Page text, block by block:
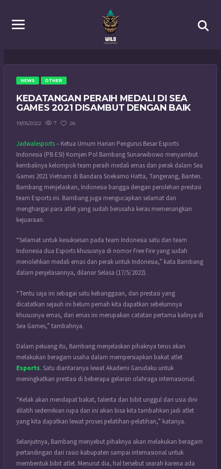
NEWS OTHER
KEDATANGAN PERAIH MEDALI DI SEA
GAMES 2021 DISAMBUT DENGAN BAIK
19/05/2022 7 26
Jadwalesports– Ketua Umum Harian Pengurus Besar Esports
Indonesia (PB ESI) Komjen Pol Bambang Sunarwibowo menyambut
kembalinya kelompok team peraih medali emas dan perak dalam Sea
Games 2021 Vietnam di Bandara Soekarno Hatta, Tangerang, Banten.
Bambang menjelaskan, Indonesia bangga dengan perolehan prestasi
team Esports ini. Bambang juga mengucapkan selamat dan
menghargai para atlet yang sudah berusaha keras memenangkan
kejuaraan.
“Selamat untuk kesuksesan pada team Indonesia satu dan team
Indonesia dua Esports khususnya di nomor Free Fire yang sudah
menolehkan medali emas dan perak untuk Indonesia,” kata Bambang
dalam penjelasannya, dilansir Selasa (17/5/2022).
“Tentu saja ini sebagai satu kebanggaan, dan prestasi yang
dicatatkan sejauh ini belum pernah kita dapatkan sebelumnya
khususnya emas, dari emas ini merupakan catatan pertama kalinya di
Sea Games,” tambahnya.
Dalam peluang itu, Bambang menjelaskan pihaknya terus akan
melakukan beragam usaha dalam mempersiapkan bakat atlet
Esports. Satu diantaranya lewat Akademi Garudaku untuk
meningkatkan prestasi di beberapa gelaran olahraga internasional.
“Kelak akan mendapat bakat, talenta dan bibit unggul dari usia dini
dilatih sedemikian rupa dan ini akan bisa kita tambahkan jadi atlet
yang kita dapatkan lewat proses pelatihan-pelatihan,” katanya.
Selanjutnya, Bambang menyebut pihaknya akan melakukan beragam
pertandingan dari rasio kabupaten sampai internasional untuk
membentuk bibit atlet. Menurut dia, hal tersebut searah karena ada